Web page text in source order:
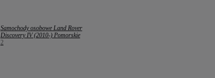
Samochody osobowe Land Rover
Discovery IV (2010-) Pomorskie
2